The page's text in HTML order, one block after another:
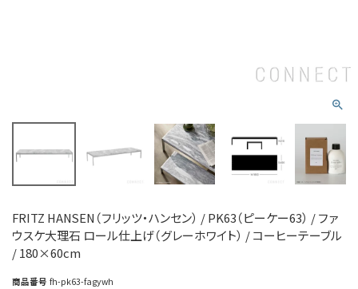
FRITZ HANSEN（フリッツ・ハンセン） / PK63（ピーケー63） / ファ
ウスケ大理石 ロール仕上げ（グレーホワイト） / コーヒーテーブル
/ 180×60cm
商品番号 fh-pk63-fagywh